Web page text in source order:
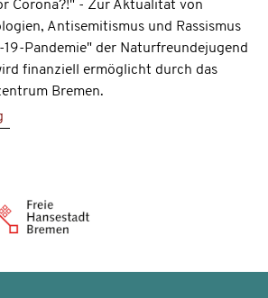
Corona?!" - Zur Aktualität von
Antisemitismus und Rassismus
19-Pandemie" der Naturfreundejugend
finanziell ermöglicht durch das
Bremen.